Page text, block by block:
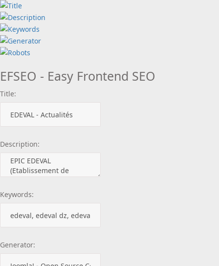
EFSEO - Easy Frontend SEO
Title:
Description:
Keywords:
Generator: